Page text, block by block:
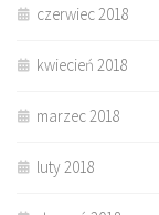
czerwiec 2018
kwiecień 2018
marzec 2018
luty 2018